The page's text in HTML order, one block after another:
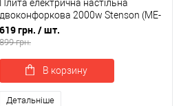
Плита електрична настільна
двоконфоркова 2000w Stenson (ME-
0013S)
619 грн. / шт.
899 грн.
В корзину
Детальніше